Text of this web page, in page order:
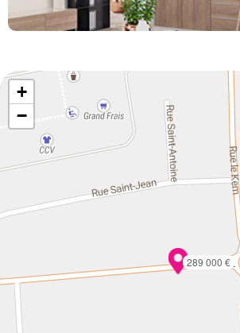
289 000 €
+
−